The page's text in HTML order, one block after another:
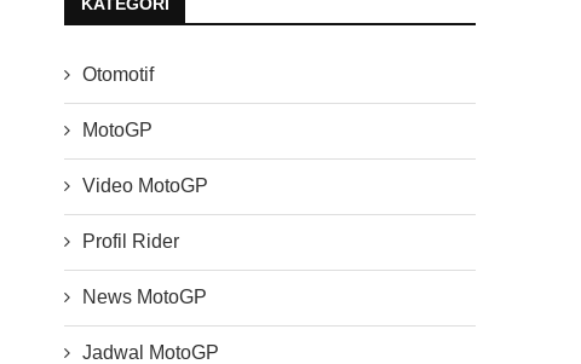
Otomotif
MotoGP
Video MotoGP
Profil Rider
News MotoGP
Jadwal MotoGP